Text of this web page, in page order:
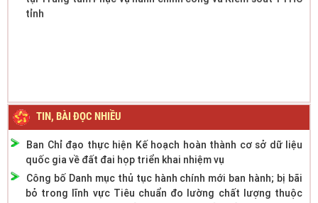
TIN, BÀI ĐỌC NHIỀU
Ban Chỉ đạo thực hiện Kế hoạch hoàn thành cơ sở dữ liệu
quốc gia về đất đai họp triển khai nhiệm vụ
Công bố Danh mục thủ tục hành chính mới ban hành; bị bãi
bỏ trong lĩnh vực Tiêu chuẩn đo lường chất lượng thuộc